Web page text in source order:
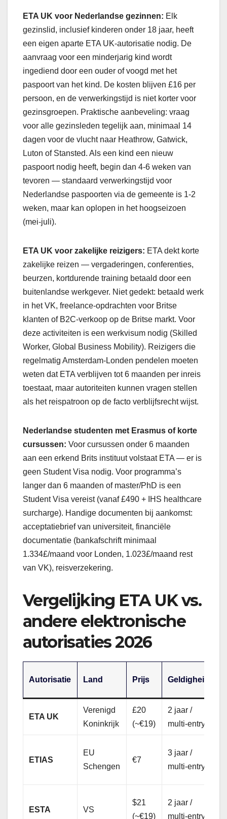
ETA UK voor Nederlandse gezinnen: Elk
gezinslid, inclusief kinderen onder 18 jaar, heeft
een eigen aparte ETA UK-autorisatie nodig. De
aanvraag voor een minderjarig kind wordt
ingediend door een ouder of voogd met het
paspoort van het kind. De kosten blijven £16 per
persoon, en de verwerkingstijd is niet korter voor
gezinsgroepen. Praktische aanbeveling: vraag
voor alle gezinsleden tegelijk aan, minimaal 14
dagen voor de vlucht naar Heathrow, Gatwick,
Luton of Stansted. Als een kind een nieuw
paspoort nodig heeft, begin dan 4-6 weken van
tevoren — standaard verwerkingstijd voor
Nederlandse paspoorten via de gemeente is 1-2
weken, maar kan oplopen in het hoogseizoen
(mei-juli).
ETA UK voor zakelijke reizigers: ETA dekt korte
zakelijke reizen — vergaderingen, conferenties,
beurzen, kortdurende training betaald door een
buitenlandse werkgever. Niet gedekt: betaald werk
in het VK, freelance-opdrachten voor Britse
klanten of B2C-verkoop op de Britse markt. Voor
deze activiteiten is een werkvisum nodig (Skilled
Worker, Global Business Mobility). Reizigers die
regelmatig Amsterdam-Londen pendelen moeten
weten dat ETA verblijven tot 6 maanden per inreis
toestaat, maar autoriteiten kunnen vragen stellen
als het reispatroon op de facto verblijfsrecht wijst.
Nederlandse studenten met Erasmus of korte
cursussen: Voor cursussen onder 6 maanden
aan een erkend Brits instituut volstaat ETA — er is
geen Student Visa nodig. Voor programma’s
langer dan 6 maanden of master/PhD is een
Student Visa vereist (vanaf £490 + IHS healthcare
surcharge). Handige documenten bij aankomst:
acceptatiebrief van universiteit, financiële
documentatie (bankafschrift minimaal
1.334£/maand voor Londen, 1.023£/maand rest
van VK), reisverzekering.
Vergelijking ETA UK vs.
andere elektronische
autorisaties 2026
Autorisatie Land Prijs Geldigheid
ETA UK
Verenigd
Koninkrijk
£20
(~€19)
2 jaar /
multi-entry
ETIAS
EU
Schengen
€7
3 jaar /
multi-entry
ESTA VS
$21
(~€19)
2 jaar /
multi-entry